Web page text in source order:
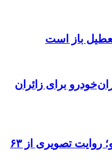
باز است
برای زائران
مسابقه عکاسی ایران‌خودرو؛ روایت تصویری از ۶۳